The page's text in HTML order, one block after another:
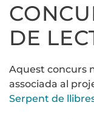
DE
Aquest concurs
associada al
Serpent de